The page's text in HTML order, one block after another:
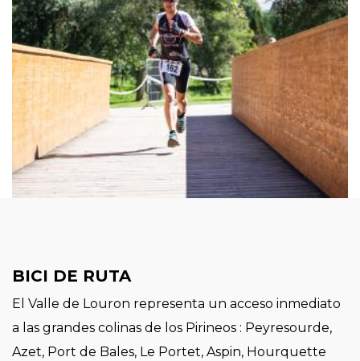
BICI DE RUTA
El Valle de Louron representa un acceso inmediato
a las grandes colinas de los Pirineos : Peyresourde,
Azet, Port de Bales, Le Portet, Aspin, Hourquette